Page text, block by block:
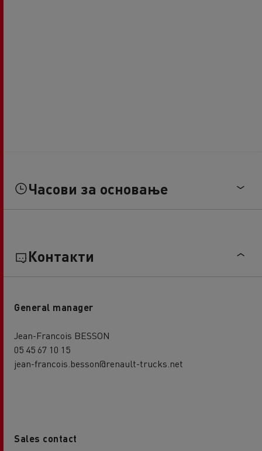
Часови за основање
Контакти
General manager
Jean-Francois BESSON
05 45 67 10 15
jean-francois.besson@renault-trucks.net
Sales contact